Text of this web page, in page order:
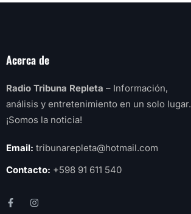
Acerca de
Radio Tribuna Repleta – Información,
análisis y entretenimiento en un solo lugar.
¡Somos la noticia!
Email: tribunarepleta@hotmail.com
Contacto: +598 91 611 540